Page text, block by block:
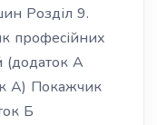
Розділ 9.
професійних
(додаток А
А) Покажчик
Б